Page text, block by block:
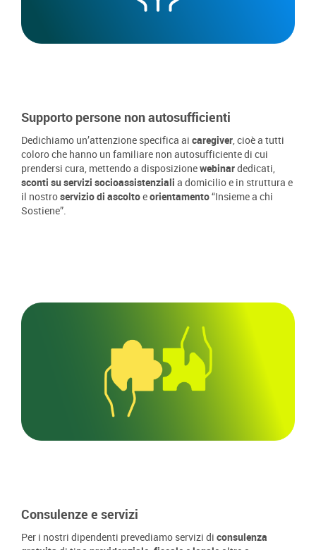
Supporto persone non autosufficienti
Dedichiamo un’attenzione specifica ai caregiver, cioè a tutti
coloro che hanno un familiare non autosufficiente di cui
prendersi cura, mettendo a disposizionewebinardedicati,
sconti su servizi socioassistenziali a domicilio e in struttura e
il nostroservizio di ascoltoeorientamento“Insieme a chi
Sostiene”.
Consulenze e servizi
Per i nostri dipendenti prevediamo servizi di consulenza